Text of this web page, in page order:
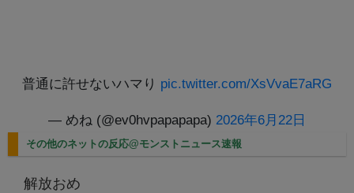
普通に許せないハマり pic.twitter.com/XsVvaE7aRG
— めね (@ev0hvpapapapa) 2026年6月22日
その他のネットの反応@モンストニュース速報
解放おめ